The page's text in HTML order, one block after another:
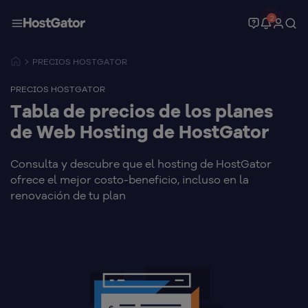
2
PRECIOS HOSTGATOR
PRECIOS HOSTGATOR
Tabla de precios de los planes
de Web Hosting de HostGator
Consulta y descubre que el hosting de HostGator
ofrece el mejor costo-beneficio, incluso en la
renovación de tu plan